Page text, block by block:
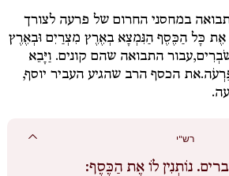
במחסני החרום של פרעה לצורך
אֶת כָּל הַכֶּסֶף הַנִּמְצָא בְאֶרֶץ מִצְרַיִם וּבְאֶרֶץ
עבור התבואה שהם קונים. וַיָּבֵא
את הכסף הרב שהגיע העביר יוסף,
רש"י
נוֹתְנִין לוֹ אֶת הַכֶּסֶף: